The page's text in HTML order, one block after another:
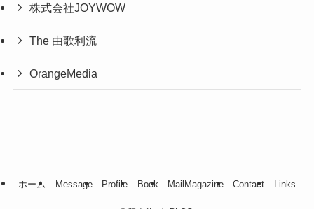
株式会社JOYWOW
The 由歌利流
OrangeMedia
ホーム Message Profile Book MailMagazine Contact Links